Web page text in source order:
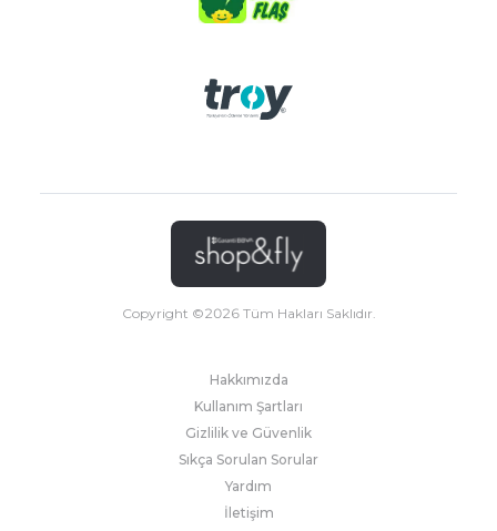
Copyright ©2026Tüm Hakları Saklıdır.
Hakkımızda
Kullanım Şartları
Gizlilik ve Güvenlik
Sıkça Sorulan Sorular
Yardım
İletişim